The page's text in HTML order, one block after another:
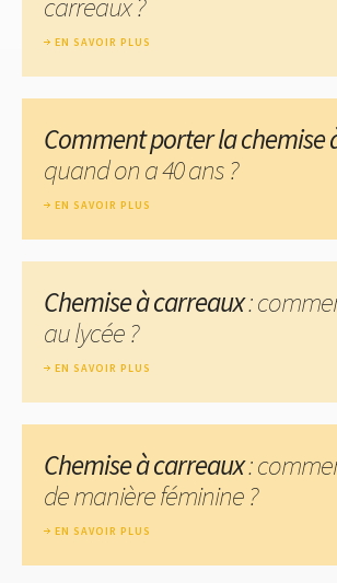
EN SAVOIR PLUS
Comment porter la chemise
quand on a 40 ans ?
EN SAVOIR PLUS
Chemise à carreaux:
au lycée ?
EN SAVOIR PLUS
Chemise à carreaux:
de manière féminine ?
EN SAVOIR PLUS